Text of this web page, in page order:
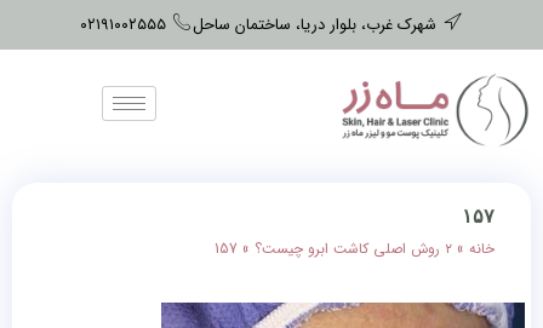
شهرک غرب، بلوار دریا، ساختمان ساحل ۰۲۱۹۱۰۰۲۵۵۵
۱۵۷
خانه » ۲ روش اصلی کاشت ابرو چیست؟ »
157